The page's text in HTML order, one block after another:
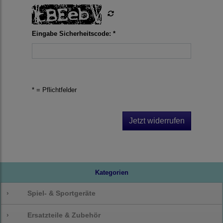
Kategorien
› Spiel- & Sportgeräte
› Ersatzteile & Zubehör
Eingabe Sicherheitscode: *
* = Pflichtfelder
Jetzt widerrufen